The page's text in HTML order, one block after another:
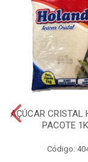
AÇÚCAR CRISTAL
PACOTE
Código: